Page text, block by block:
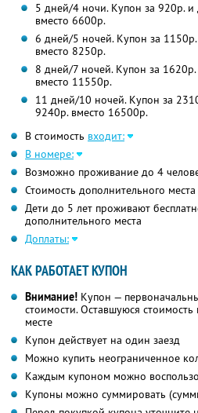
5 дней/4 ночи. Купон за 920р. и
вместо 6600р.
6 дней/5 ночей. Купон за
вместо 8250р.
8 дней/7 ночей. Купон за
вместо 11550р.
11 дней/10 ночей. Купон за
9240р. вместо 16500р.
В стоимость входит:
В номере:
Возможно проживание до 4
Стоимость дополнительного
Дети до 5 лет проживают
дополнительного места
Доплаты:
КАК РАБОТАЕТ КУПОН
Внимание! Купон —
стоимости. Оставшуюся
месте
Купон действует на один заезд
Можно купить неограниченное
Каждым купоном можно
Купоны можно суммировать